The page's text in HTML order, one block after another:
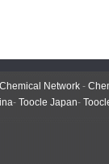
Network -
- Toocle Japan-